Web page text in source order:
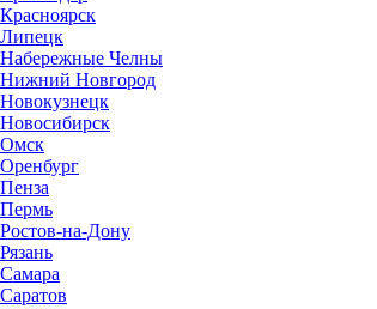
Красноярск
Липецк
Набережные Челны
Нижний Новгород
Новокузнецк
Новосибирск
Омск
Оренбург
Пенза
Пермь
Ростов-на-Дону
Рязань
Самара
Саратов